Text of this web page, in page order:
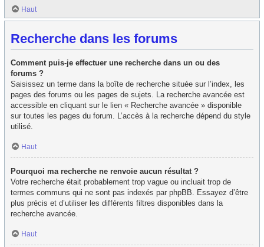
Haut
Recherche dans les forums
Comment puis-je effectuer une recherche dans un ou des
forums ?
Saisissez un terme dans la boîte de recherche située sur l’index, les
pages des forums ou les pages de sujets. La recherche avancée est
accessible en cliquant sur le lien « Recherche avancée » disponible
sur toutes les pages du forum. L’accès à la recherche dépend du style
utilisé.
Haut
Pourquoi ma recherche ne renvoie aucun résultat ?
Votre recherche était probablement trop vague ou incluait trop de
termes communs qui ne sont pas indexés par phpBB. Essayez d’être
plus précis et d’utiliser les différents filtres disponibles dans la
recherche avancée.
Haut